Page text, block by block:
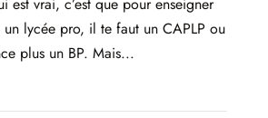
est vrai, c’est que pour enseigner
lycée pro, il te faut un CAPLP ou
plus un BP. Mais...